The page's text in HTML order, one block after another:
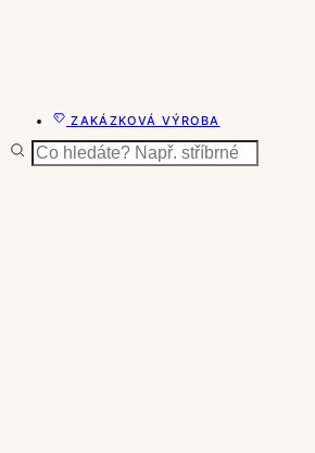
ZAKÁZKOVÁ VÝROBA